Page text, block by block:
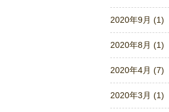
2020年9月 (1)
2020年8月 (1)
2020年4月 (7)
2020年3月 (1)